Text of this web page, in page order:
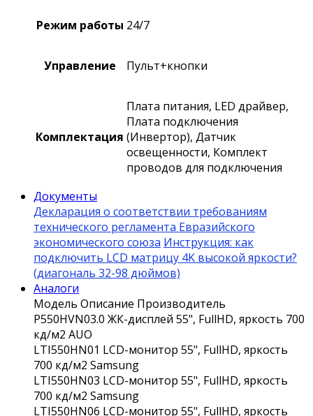
Режим работы 24/7
Управление Пульт+кнопки
Комплектация
Плата питания, LED драйвер,
Плата подключения
(Инвертор), Датчик
освещенности, Комплект
проводов для подключения
Документы
Декларация о соответствии требованиям
технического регламента Евразийского
экономического союза Инструкция: как
подключить LCD матрицу 4K высокой яркости?
(диагональ 32-98 дюймов)
Аналоги
Модель Описание Производитель
P550HVN03.0 ЖК-дисплей 55", FullHD, яркость 700
кд/м2 AUO
LTI550HN01 LCD-монитор 55", FullHD, яркость
700 кд/м2 Samsung
LTI550HN03 LCD-монитор 55", FullHD, яркость
700 кд/м2 Samsung
LTI550HN06 LCD-монитор 55", FullHD, яркость